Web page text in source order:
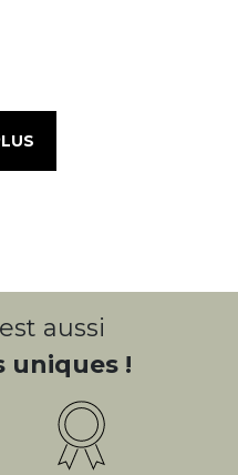
aussi
uniques !